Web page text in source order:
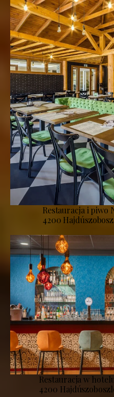
Restauracja i piwo
4200
Restauracja w
4200